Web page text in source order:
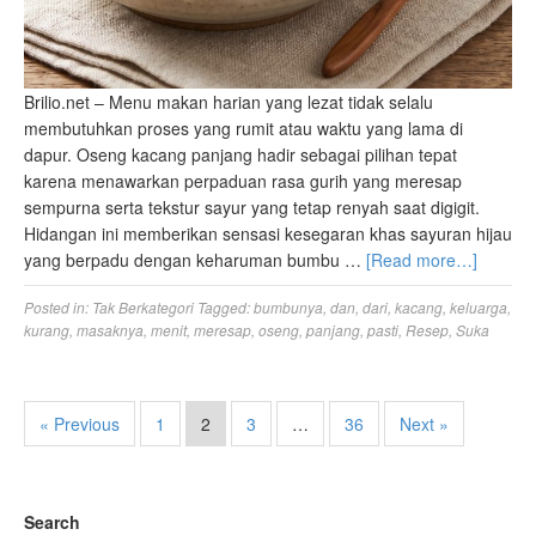
Brilio.net – Menu makan harian yang lezat tidak selalu
membutuhkan proses yang rumit atau waktu yang lama di
dapur. Oseng kacang panjang hadir sebagai pilihan tepat
karena menawarkan perpaduan rasa gurih yang meresap
sempurna serta tekstur sayur yang tetap renyah saat digigit.
Hidangan ini memberikan sensasi kesegaran khas sayuran hijau
yang berpadu dengan keharuman bumbu … [Read more…]
Posted in: Tak Berkategori Tagged:bumbunya dan dari kacang keluarga
kurang masaknya menit, meresap oseng panjang pasti Resep Suka
« Previous 1 2 3 … 36 Next »
Search